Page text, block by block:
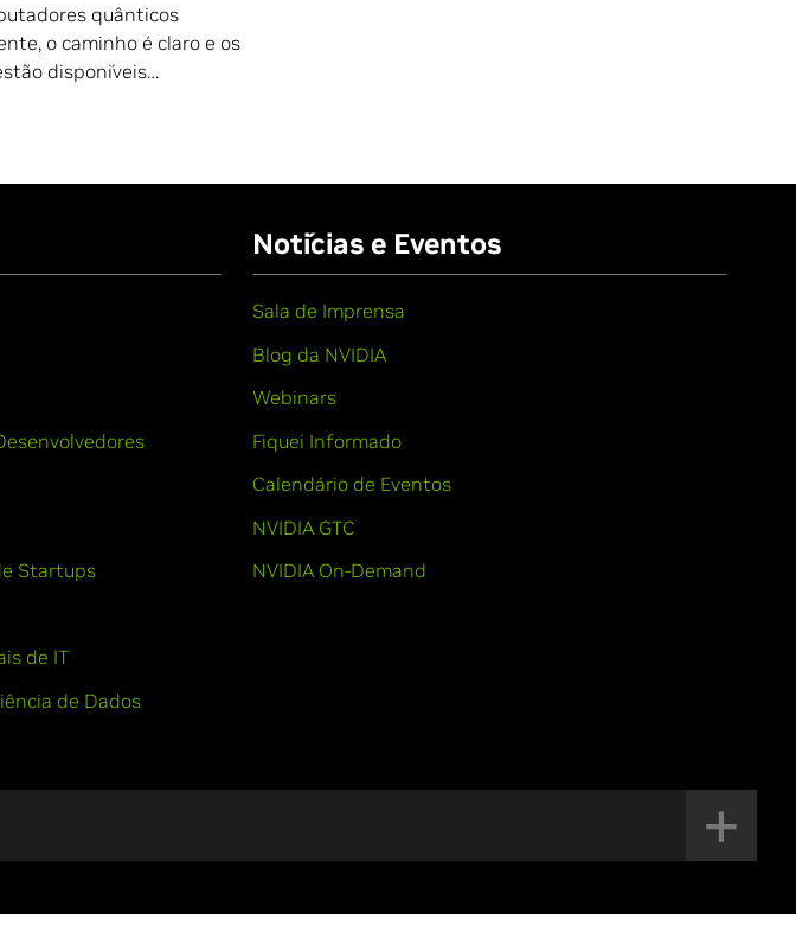
quânticos
o caminho é claro e os
disponíveis…
Startups
de IT
de Dados
Notícias e Eventos
Sala de Imprensa
Blog da NVIDIA
Webinars
Fiquei Informado
Calendário de Eventos
NVIDIA GTC
NVIDIA On-Demand